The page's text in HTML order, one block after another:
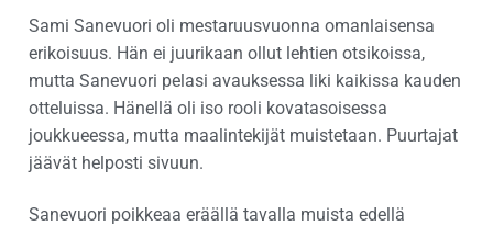
Sami Sanevuori oli mestaruusvuonna omanlaisensa
erikoisuus. Hän ei juurikaan ollut lehtien otsikoissa,
mutta Sanevuori pelasi avauksessa liki kaikissa kauden
otteluissa. Hänellä oli iso rooli kovatasoisessa
joukkueessa, mutta maalintekijät muistetaan. Puurtajat
jäävät helposti sivuun.
Sanevuori poikkeaa eräällä tavalla muista edellä